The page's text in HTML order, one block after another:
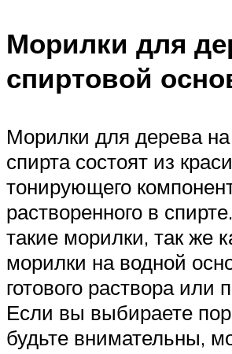
Морилки для
спиртовой
Морилки для дерева
спирта состоят из
тонирующего
растворенного в
такие морилки, так же
морилки на водной
готового раствора или
Если вы выбираете
будьте внимательны,